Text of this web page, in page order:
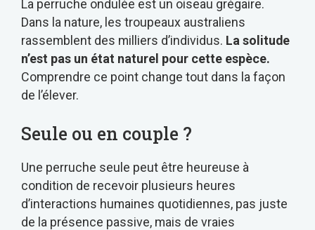
La perruche ondulée est un oiseau grégaire.
Dans la nature, les troupeaux australiens
rassemblent des milliers d’individus. La solitude
n’est pas un état naturel pour cette espèce.
Comprendre ce point change tout dans la façon
de l’élever.
Seule ou en couple ?
Une perruche seule peut être heureuse à
condition de recevoir plusieurs heures
d’interactions humaines quotidiennes, pas juste
de la présence passive, mais de vraies